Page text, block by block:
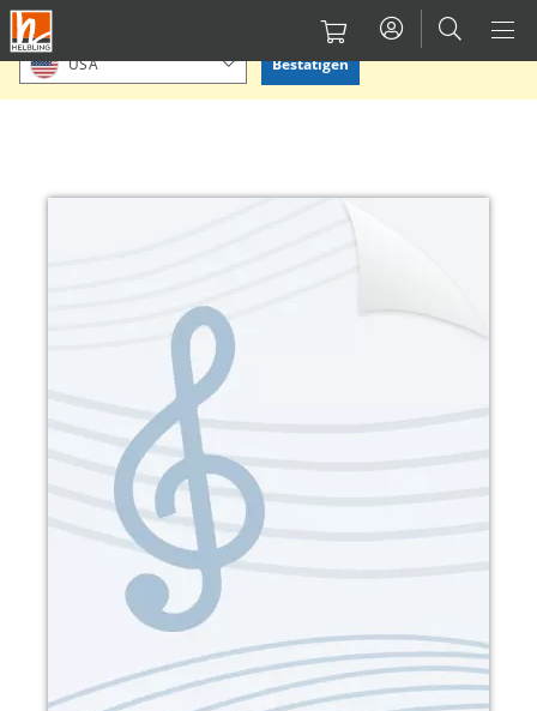
Direkt
zum
Inhalt
Bitte Standort bestätigen oder einen anderen auswählen.
USA Bestätigen